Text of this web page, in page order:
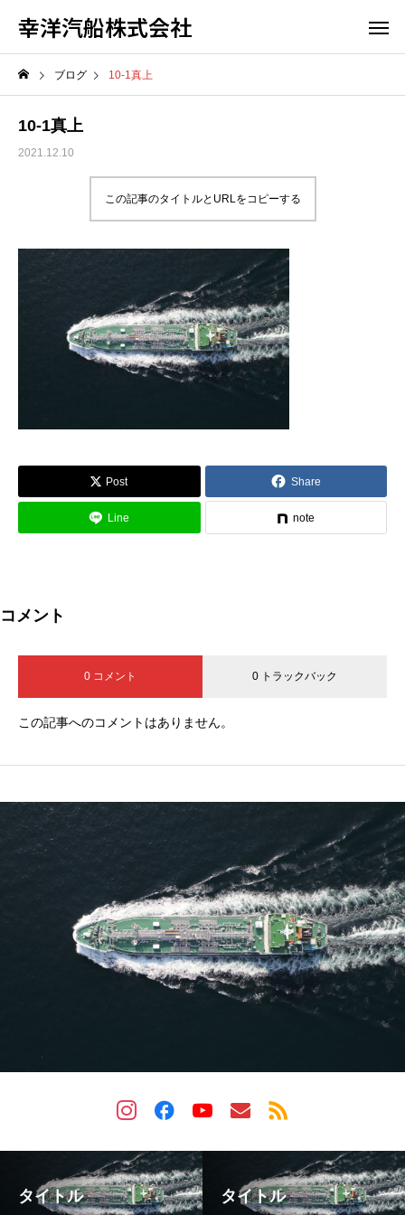
幸洋汽船株式会社
ブログ 10-1真上
10-1真上
2021.12.10
この記事のタイトルとURLをコピーする
Post Share
Line note
コメント
0 コメント 0 トラックバック
この記事へのコメントはありません。
タイトル タイトル